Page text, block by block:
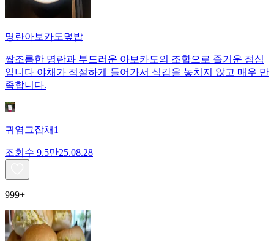
명란아보카도덮밥
짭조름한 명란과 부드러운 아보카도의 조합으로 즐거운 점심
입니다 야채가 적절하게 들어가서 식감을 놓치지 않고 매우 만
족합니다.
귀염그잡채1
조회수 9.5만25.08.28
999+